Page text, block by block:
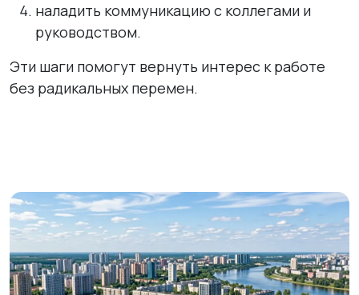
наладить коммуникацию с коллегами и
руководством.
Эти шаги помогут вернуть интерес к работе
без радикальных перемен.